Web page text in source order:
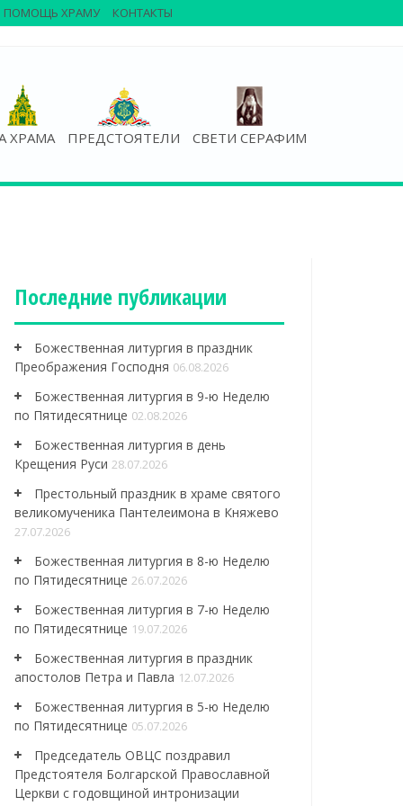
ХРАМА ПРЕДСТОЯТЕЛИ СВЕТИ СЕРАФИМ
ПОМОЩЬ ХРАМУ КОНТАКТЫ
Последние публикации
Божественная литургия в праздник
Преображения Господня 06.08.2026
Божественная литургия в 9-ю Неделю
по Пятидесятнице 02.08.2026
Божественная литургия в день
Крещения Руси 28.07.2026
Престольный праздник в храме святого
великомученика Пантелеимона в Княжево
27.07.2026
Божественная литургия в 8-ю Неделю
по Пятидесятнице 26.07.2026
Божественная литургия в 7-ю Неделю
по Пятидесятнице 19.07.2026
Божественная литургия в праздник
апостолов Петра и Павла 12.07.2026
Божественная литургия в 5-ю Неделю
по Пятидесятнице 05.07.2026
Председатель ОВЦС поздравил
Предстоятеля Болгарской Православной
Церкви с годовщиной интронизации